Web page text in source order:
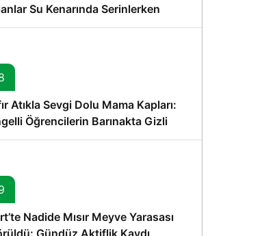
Su Kenarında Serinlerken
Atıkla Sevgi Dolu Mama Kapları:
Öğrencilerin Barınakta Gizli
İçin Gönüllü Proje
Nadide Mısır Meyve Yarasası
Gündüz Aktiflik Kaydı